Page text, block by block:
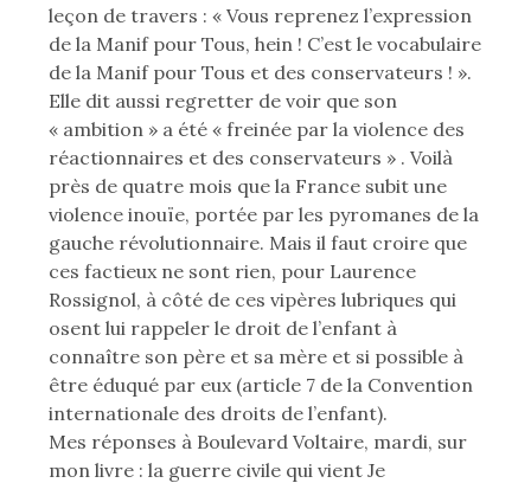
leçon de travers : « Vous reprenez l’expression
de la Manif pour Tous, hein ! C’est le vocabulaire
de la Manif pour Tous et des conservateurs ! ».
Elle dit aussi regretter de voir que son
« ambition » a été « freinée par la violence des
réactionnaires et des conservateurs » . Voilà
près de quatre mois que la France subit une
violence inouïe, portée par les pyromanes de la
gauche révolutionnaire. Mais il faut croire que
ces factieux ne sont rien, pour Laurence
Rossignol, à côté de ces vipères lubriques qui
osent lui rappeler le droit de l’enfant à
connaître son père et sa mère et si possible à
être éduqué par eux (article 7 de la Convention
internationale des droits de l’enfant).
Mes réponses à Boulevard Voltaire, mardi, sur
mon livre : la guerre civile qui vient Je